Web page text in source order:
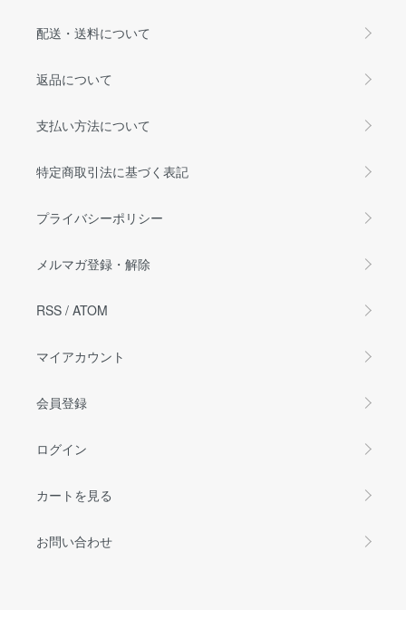
配送・送料について
返品について
支払い方法について
特定商取引法に基づく表記
プライバシーポリシー
メルマガ登録・解除
RSS / ATOM
マイアカウント
会員登録
ログイン
カートを見る
お問い合わせ